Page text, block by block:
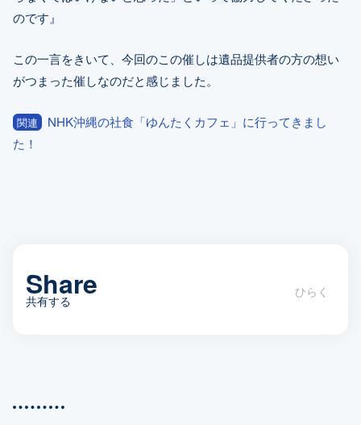
のです』
この一言をきいて、今回のこの催しは遺品提供者の方の想い
がつまった催しなのだと感じました。
関連
NHK沖縄の社食「ゆんたくカフェ」に行ってきまし
た！
Share
共有する